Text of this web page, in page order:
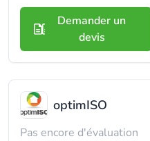
Demander un
devis
optimISO
Pas encore d'évaluation